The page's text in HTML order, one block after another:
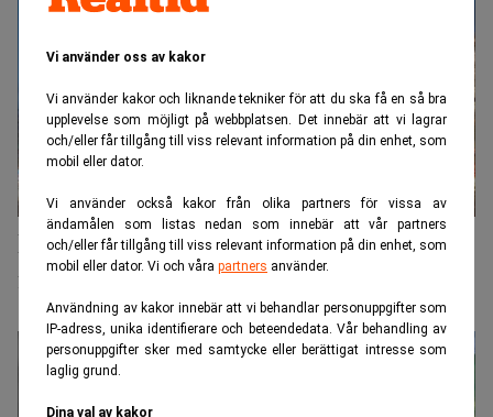
Vi använder oss av kakor
Vi använder kakor och liknande tekniker för att du ska få en så bra
upplevelse som möjligt på webbplatsen. Det innebär att vi lagrar
och/eller får tillgång till viss relevant information på din enhet, som
mobil eller dator.
Vi använder också kakor från olika partners för vissa av
ändamålen som listas nedan som innebär att vår partners
och/eller får tillgång till viss relevant information på din enhet, som
mobil eller dator. Vi och våra partners använder.
Användning av kakor innebär att vi behandlar personuppgifter som
IP-adress, unika identifierare och beteendedata. Vår behandling av
personuppgifter sker med samtycke eller berättigat intresse som
laglig grund.
Dina val av kakor
Kartan ritas om – det styr Europas
fastighetsinvesteringar